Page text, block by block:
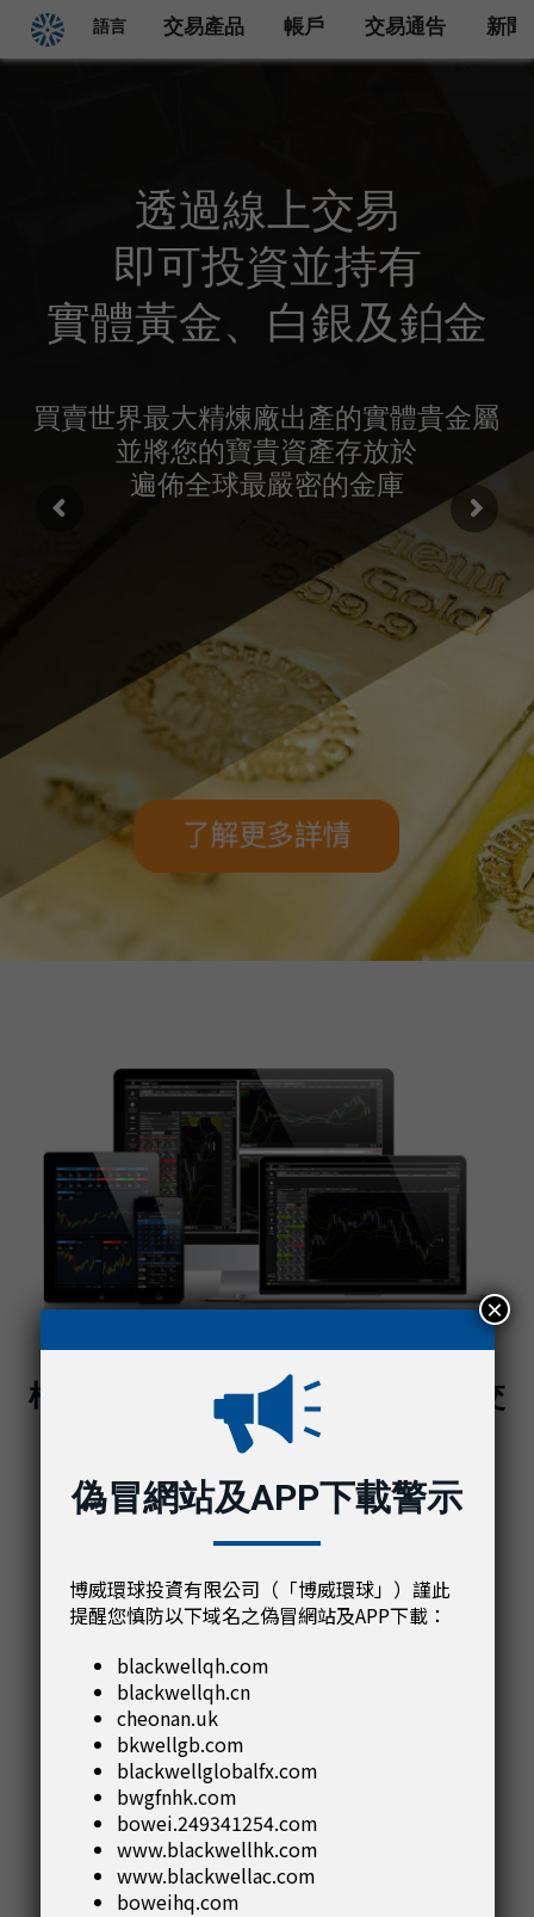
回首頁
語言 交易產品 帳戶 交易通告 新聞
透過線上交易
即可投資並持有
實體黃金、白銀及鉑金
買賣世界最大精煉廠出產的實體貴金屬
並將您的寶貴資產存放於
遍佈全球最嚴密的金庫
根據您的資產類別選擇領先業界的交
易平台
Blackwell Trader MT4
BlackwellTrader MT4 能提供最優質的交易經驗。
可用於桌面和行動裝置
試用 MT4
MetalDesk 2
全球第一個交易導向的實體貴金屬的交易平台。
能於任何地方線上操作
試用 MetalDesk 2
偽冒網站及APP下載警示
博威環球投資有限公司（「博威環球」）謹此
提醒您慎防以下域名之偽冒網站及APP下載：
blackwellqh.com
blackwellqh.cn
cheonan.uk
bkwellgb.com
blackwellglobalfx.com
bwgfnhk.com
bowei.249341254.com
www.blackwellhk.com
www.blackwellac.com
boweihq.com
×